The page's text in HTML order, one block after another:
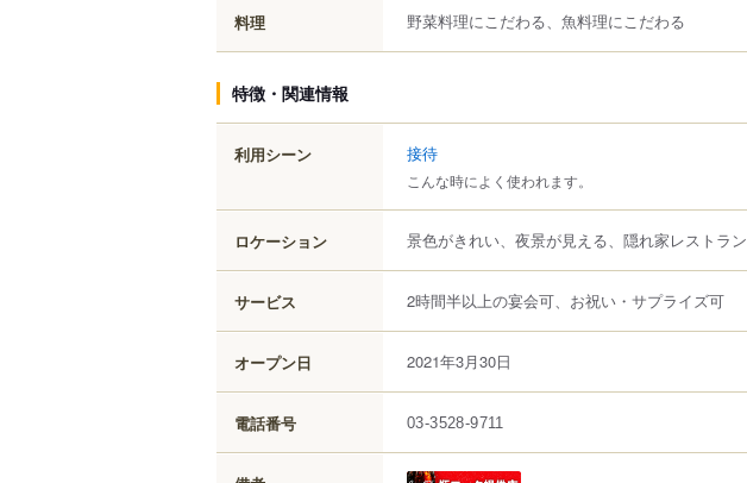
料理 野菜料理にこだわる、魚料理にこだわる
特徴・関連情報
利用シーン 接待
こんな時によく使われます。
ロケーション 景色がきれい、夜景が見える、隠れ家レストラン
サービス 2時間半以上の宴会可、お祝い・サプライズ可
オープン日 2021年3月30日
電話番号 03-3528-9711